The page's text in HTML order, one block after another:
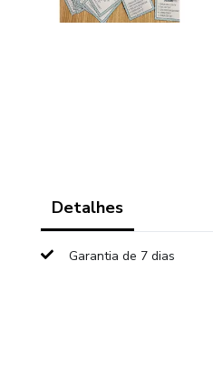
Detalhes
Garantia de 7 dias